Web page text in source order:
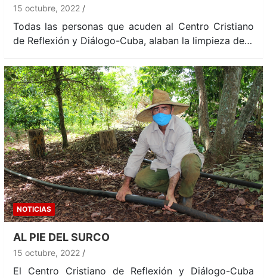
15 octubre, 2022
Todas las personas que acuden al Centro Cristiano
de Reflexión y Diálogo-Cuba, alaban la limpieza de…
NOTICIAS
AL PIE DEL SURCO
15 octubre, 2022
El Centro Cristiano de Reflexión y Diálogo-Cuba